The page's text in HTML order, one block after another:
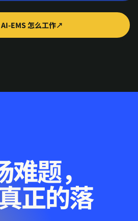
怎么工作↗
题，
正的落